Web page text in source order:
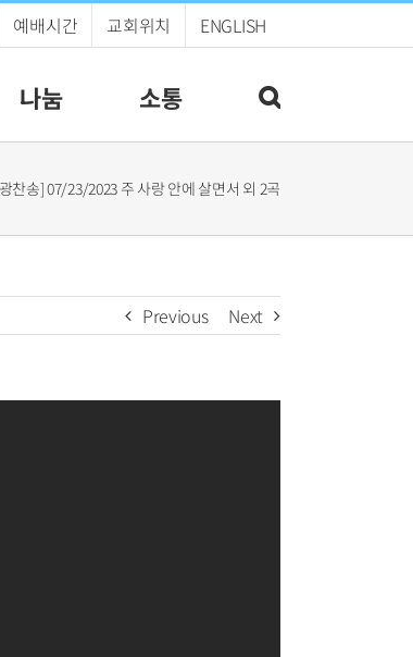
예배시간 교회위치 ENGLISH
나눔 소통
찬송] 07/23/2023 주 사랑 안에 살면서 외 2곡
Previous Next